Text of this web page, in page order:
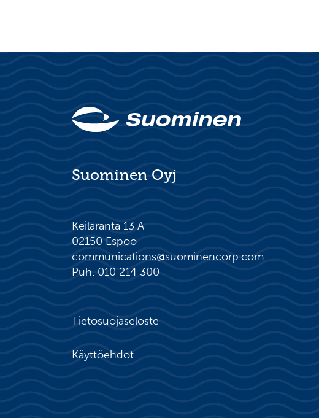
Suominen Oyj
Keilaranta 13 A
02150 Espoo
communications@suominencorp.com
Puh. 010 214 300
Tietosuojaseloste
Käyttöehdot